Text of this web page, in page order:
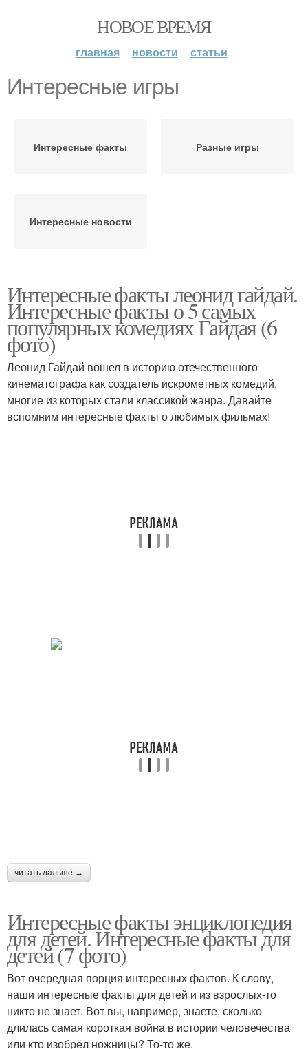
НОВОЕ ВРЕМЯ
главная новости статьи
Интересные игры
Интересные факты Разные игры
Интересные новости
Интересные факты леонид гайдай.
Интересные факты о 5 самых
популярных комедиях Гайдая (6
фото)
Леонид Гайдай вошел в историю отечественного
кинематографа как создатель искрометных комедий,
многие из которых стали классикой жанра. Давайте
вспомним интересные факты о любимых фильмах!
читать дальше →
Интересные факты энциклопедия
для детей. Интересные факты для
детей (7 фото)
Вот очередная порция интересных фактов. К слову,
наши интересные факты для детей и из взрослых-то
никто не знает. Вот вы, например, знаете, сколько
длилась самая короткая война в истории человечества
или кто изобрёл ножницы? То-то же.